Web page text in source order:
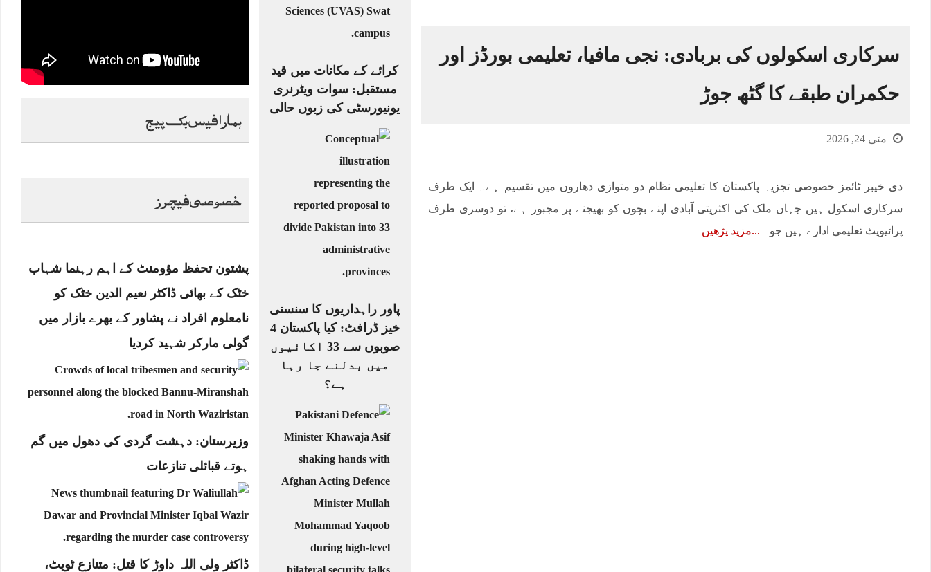
ہمارا فیس بک پیج
خصوصی فیچرز
پشتون تحفظ مؤومنٹ کے اہم رہنما شہاب
خٹک کے بھائی ڈاکٹر نعیم الدین خٹک کو
نامعلوم افراد نے پشاور کے بھرے بازار میں
گولی مارکر شہید کردیا
وزیرستان: دہشت گردی کی دھول میں گم
ہوتے قبائلی تنازعات
ڈاکٹر ولی اللہ داوڑ کا قتل: متنازع ٹویٹ،
کرائے کے مکانات میں قید
مستقبل: سوات ویٹرنری
یونیورسٹی کی زبوں حالی
پاور راہداریوں کا سنسنی
خیز ڈرافٹ: کیا پاکستان 4
صوبوں سے 33 اکائیوں
میں بدلنے جا رہا
ہے؟
سرکاری اسکولوں کی بربادی: نجی مافیا، تعلیمی بورڈز اور
حکمران طبقے کا گٹھ جوڑ
مئی 24, 2026
دی خیبر ٹائمز خصوصی تجزیہ پاکستان کا تعلیمی نظام دو متوازی دھاروں میں تقسیم ہے۔ ایک طرف
سرکاری اسکول ہیں جہاں ملک کی اکثریتی آبادی اپنے بچوں کو بھیجنے پر مجبور ہے، تو دوسری طرف
پرائیویٹ تعلیمی ادارے ہیں جو
مزید پڑھیں